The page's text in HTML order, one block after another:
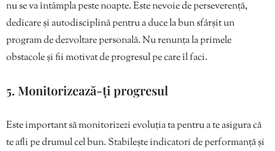
nu se va întâmpla peste noapte. Este nevoie de perseverență,
dedicare și autodisciplină pentru a duce la bun sfârșit un
program de dezvoltare personală. Nu renunța la primele
obstacole și fii motivat de progresul pe care îl faci.
5. Monitorizează-ți progresul
Este important să monitorizezi evoluția ta pentru a te asigura că
te afli pe drumul cel bun. Stabilește indicatori de performanță și